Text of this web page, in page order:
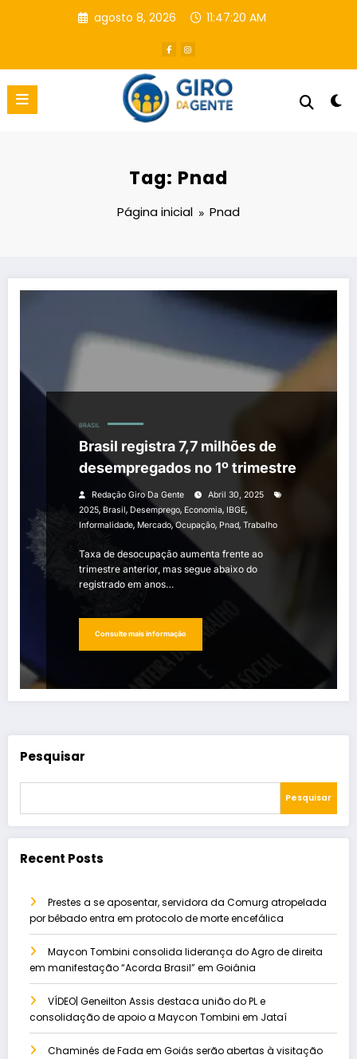
agosto 8, 2026 11:47:21 AM
Tag: Pnad
Página inicial Pnad
BRASIL
Brasil registra 7,7 milhões de
desempregados no 1º trimestre
Redação Giro Da Gente
Abril 30, 2025
2025, Brasil, Desemprego, Economia, IBGE,
Informalidade, Mercado,Ocupação, Pnad, Trabalho
Taxa de desocupação aumenta frente ao
trimestre anterior, mas segue abaixo do
registrado em anos…
Consulte mais informação
Pesquisar
Pesquisar
Recent Posts
Prestes a se aposentar, servidora da Comurg atropelada
por bêbado entra em protocolo de morte encefálica
Maycon Tombini consolida liderança do Agro de direita
em manifestação “Acorda Brasil” em Goiânia
VÍDEO| Geneilton Assis destaca união do PL e
consolidação de apoio a Maycon Tombini em Jataí
Chaminés de Fada em Goiás serão abertas à visitação